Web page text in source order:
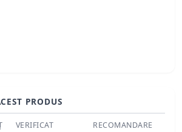
PRODUS
VERIFICAT RECOMANDARE